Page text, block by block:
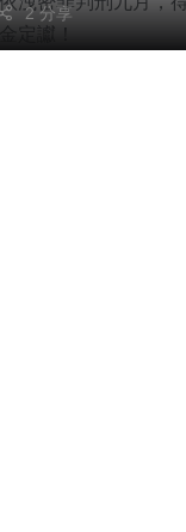
刑九月，得易科罰
定讞！
2 分享